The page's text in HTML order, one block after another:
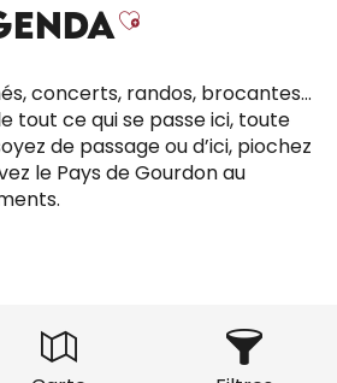
Ajouter aux
concerts, randos, brocantes…
tout ce qui se passe ici, toute
de passage ou d’ici, piochez
le Pays de Gourdon au